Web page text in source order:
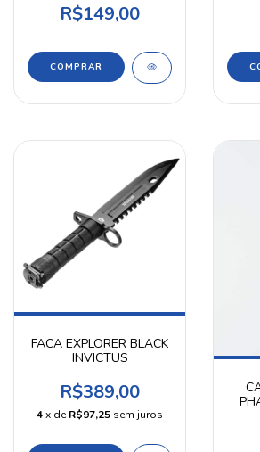
R$149,00
FACA EXPLORER BLACK
INVICTUS
R$389,00
4x deR$97,25 sem juros